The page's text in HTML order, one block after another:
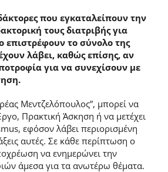
που εγκαταλείπουν την
τους διατριβής για
επιστρέφουν το σύνολο της
λάβει, καθώς επίσης, αν
για να συνεχίσουν με
Μεντζελόπουλος”, μπορεί να
Πρακτική Άσκηση ή να μετέχει
εφόσον λάβει περιορισμένη
αυτές. Σε κάθε περίπτωση ο
να ενημερώνει την
άμεσα για τα ανωτέρω θέματα.